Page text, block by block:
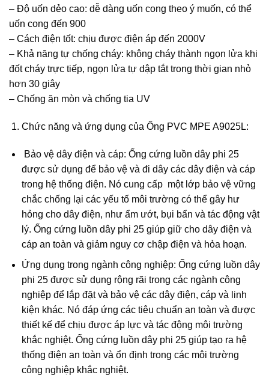
– Độ uốn dẻo cao: dễ dàng uốn cong theo ý muốn, có thể
uốn cong đến 900
– Cách điện tốt: chịu được điện áp đến 2000V
– Khả năng tự chống cháy: không cháy thành ngọn lửa khi
đốt cháy trực tiếp, ngọn lửa tự dập tắt trong thời gian nhỏ
hơn 30 giây
– Chống ăn mòn và chống tia UV
Chức năng và ứng dụng của Ống PVC MPE A9025L:
Bảo vệ dây điện và cáp: Ống cứng luồn dây phi 25
được sử dụng để bảo vệ và đi dây các dây điện và cáp
trong hệ thống điện. Nó cung cấp một lớp bảo vệ vững
chắc chống lại các yếu tố môi trường có thể gây hư
hỏng cho dây điện, như ẩm ướt, bụi bẩn và tác động vật
lý. Ống cứng luồn dây phi 25 giúp giữ cho dây điện và
cáp an toàn và giảm nguy cơ chập điện và hỏa hoạn.
Ứng dụng trong ngành công nghiệp: Ống cứng luồn dây
phi 25 được sử dụng rộng rãi trong các ngành công
nghiệp để lắp đặt và bảo vệ các dây điện, cáp và linh
kiện khác. Nó đáp ứng các tiêu chuẩn an toàn và được
thiết kế để chịu được áp lực và tác động môi trường
khắc nghiệt. Ống cứng luồn dây phi 25 giúp tạo ra hệ
thống điện an toàn và ổn định trong các môi trường
công nghiệp khắc nghiệt.